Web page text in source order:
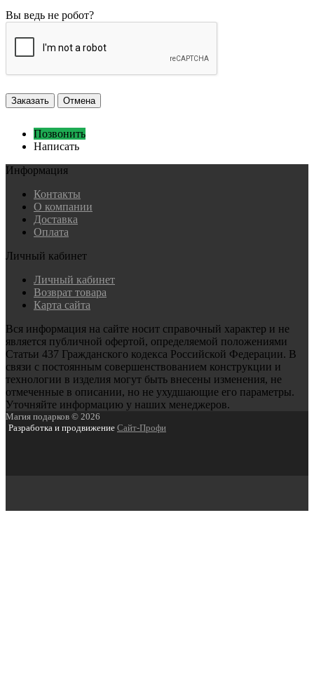
Вы ведь не робот?
Заказать Отмена
Позвонить
Написать
Информация
Контакты
О компании
Доставка
Оплата
Личный кабинет
Личный кабинет
Возврат товара
Карта сайта
Вся информация на сайте носит справочный характер и не
является публичной офертой, определяемой положениями
Статьи 437 Гражданского кодекса Российской Федерации. В
связи с постоянным совершенствованием конструкции и
технологии в изделия могут быть внесены изменения, не
отмеченные в описании, но не ухудшающие его параметры.
Уточняйте информацию у наших менеджеров.
Магия подарков © 2026
Разработка и продвижение Сайт-Профи